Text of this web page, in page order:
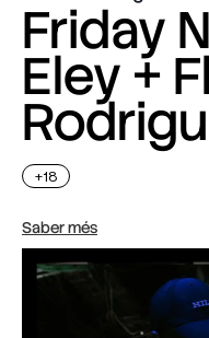
Friday
Eley +
+18
Saber més